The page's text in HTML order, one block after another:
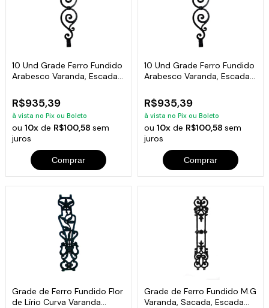
10 Und Grade Ferro Fundido
Arabesco Varanda, Escada
R$935,39
à vista no Pix ou Boleto
ou10x de R$100,58sem
juros
Comprar
10 Und Grade Ferro Fundido
Arabesco Varanda, Escada
R$935,39
à vista no Pix ou Boleto
ou 10xde R$100,58 sem
juros
Comprar
Grade de Ferro Fundido Flor
de Lírio Curva Varanda
Grade de Ferro Fundido M.G
Varanda, Sacada, Escada